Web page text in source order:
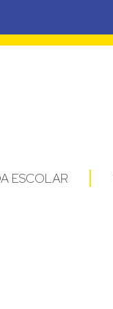
ESCOLAR